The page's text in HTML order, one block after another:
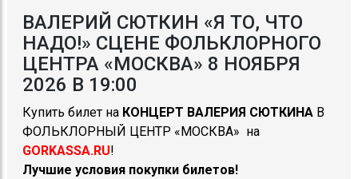
ВАЛЕРИЙ СЮТКИН «Я ТО, ЧТО
НАДО!» СЦЕНЕ ФОЛЬКЛОРНОГО
ЦЕНТРА «МОСКВА» 8 НОЯБРЯ
2026 В 19:00
Купить билет на КОНЦЕРТ ВАЛЕРИЯ СЮТКИНА В
ФОЛЬКЛОРНЫЙ ЦЕНТР «МОСКВА» на
GORKASSA.RU!
Лучшие условия покупки билетов!